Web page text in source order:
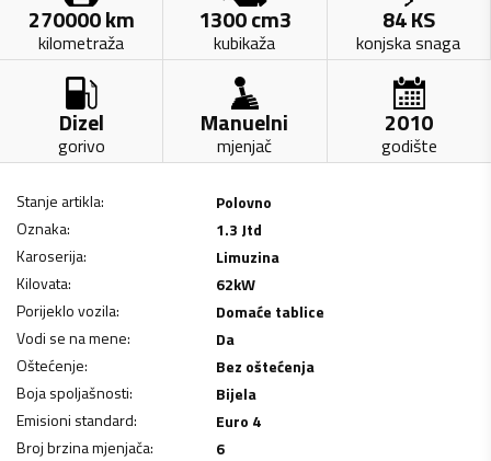
270000km
kilometraža
1300cm3
kubikaža
84KS
konjska snaga
Dizel
gorivo
Manuelni
mjenjač
2010
godište
Stanje artikla:
Polovno
Oznaka:
1.3 Jtd
Karoserija:
Limuzina
Kilovata: 62kW
Porijeklo vozila:
Domaće tablice
Vodi se na mene:
Da
Oštećenje:
Bez oštećenja
Boja spoljašnosti:
Bijela
Emisioni standard:
Euro 4
Broj brzina mjenjača:
6